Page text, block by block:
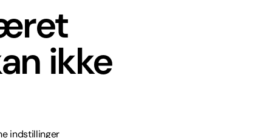
ikke
indstillinger